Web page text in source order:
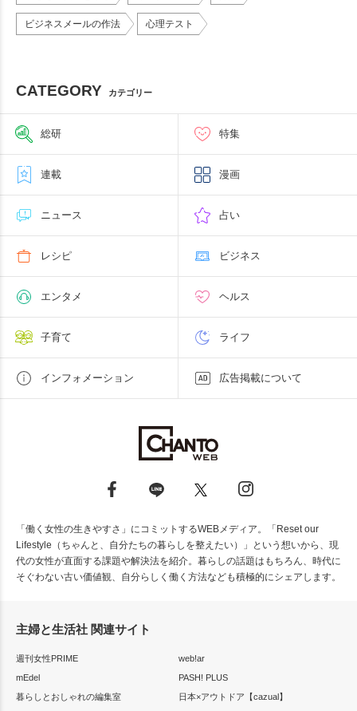
ビジネスメールの作法 心理テスト
CATEGORY カテゴリー
総研 特集
連載 漫画
ニュース 占い
レシピ ビジネス
エンタメ ヘルス
子育て ライフ
インフォメーション 広告掲載について
「働く女性の生きやすさ」にコミットするWEBメディア。「Reset our
Lifestyle（ちゃんと、自分たちの暮らしを整えたい）」という想いから、現
代の女性が直面する課題や解決法を紹介。暮らしの話題はもちろん、時代に
そぐわない古い価値観、自分らしく働く方法なども積極的にシェアします。
主婦と生活社 関連サイト
週刊女性PRIME
web!ar
mEdel
PASH! PLUS
暮らしとおしゃれの編集室
日本×アウトドア【cazual】